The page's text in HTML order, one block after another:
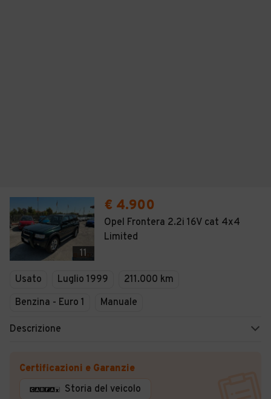
11
€ 4.900
Opel Frontera 2.2i 16V cat 4x4
Limited
Usato Luglio 1999
211.000 km
Benzina - Euro 1
Manuale
Descrizione
Certificazioni e Garanzie
Storia del veicolo